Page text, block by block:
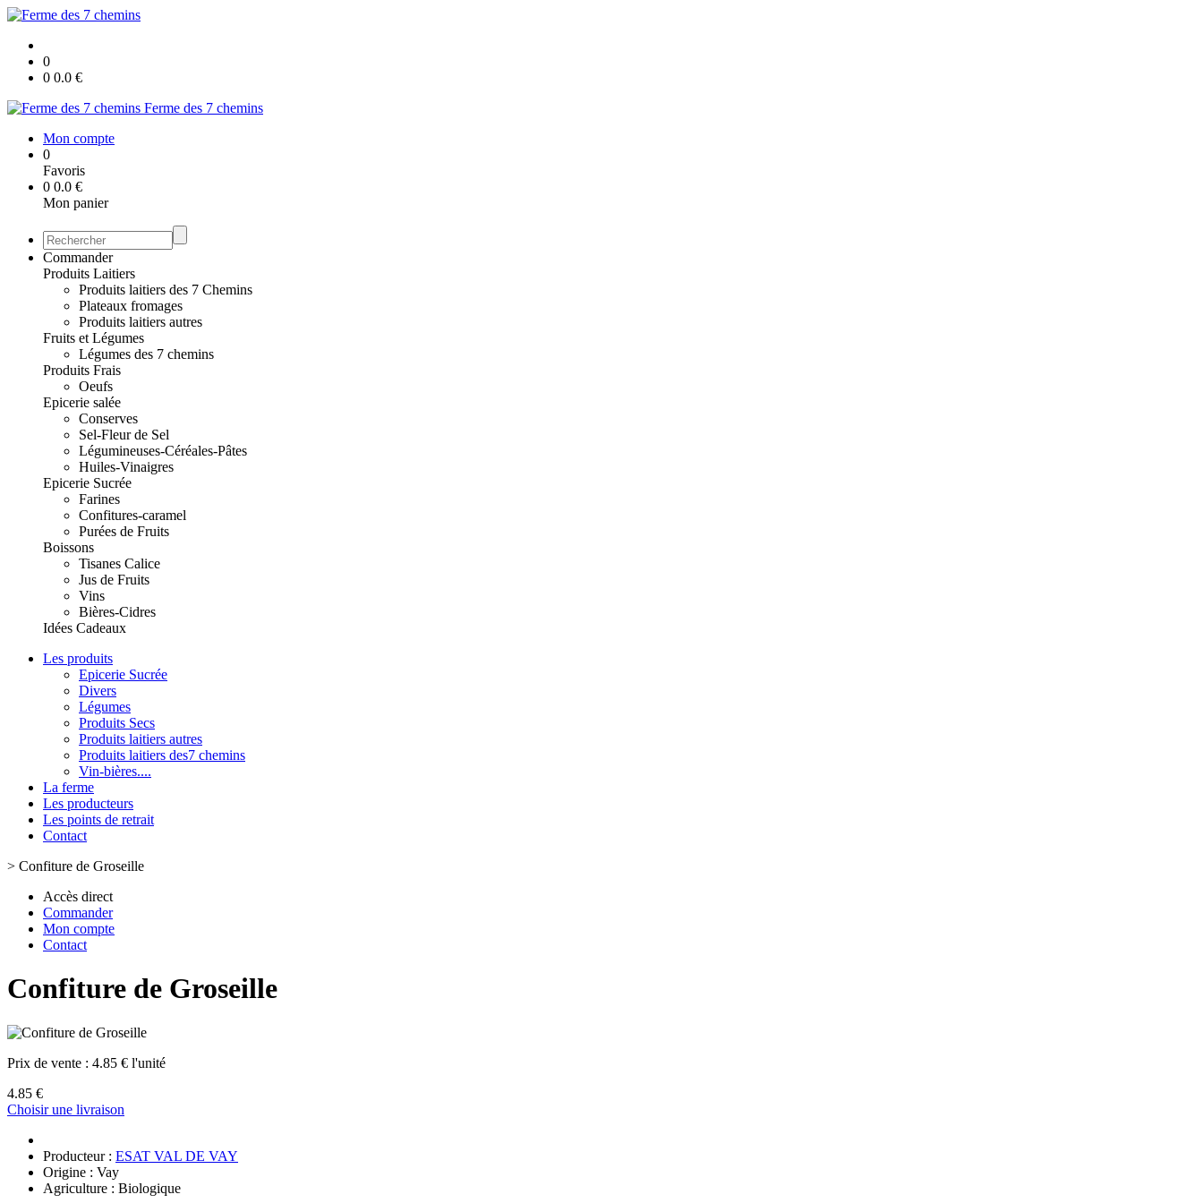
0
0 0.0 €
Ferme des 7 chemins
Mon compte
0
Favoris
0 0.0 €
Mon panier
Commander
Produits Laitiers
Produits laitiers des 7 Chemins
Plateaux fromages
Produits laitiers autres
Fruits et Légumes
Légumes des 7 chemins
Produits Frais
Oeufs
Epicerie salée
Conserves
Sel-Fleur de Sel
Légumineuses-Céréales-Pâtes
Huiles-Vinaigres
Epicerie Sucrée
Farines
Confitures-caramel
Purées de Fruits
Boissons
Tisanes Calice
Jus de Fruits
Vins
Bières-Cidres
Idées Cadeaux
Les produits
Epicerie Sucrée
Divers
Légumes
Produits Secs
Produits laitiers autres
Produits laitiers des7 chemins
Vin-bières....
La ferme
Les producteurs
Les points de retrait
Contact
> Confiture de Groseille
Accès direct
Commander
Mon compte
Contact
Confiture de Groseille
Prix de vente : 4.85 € l'unité
4.85 €
Choisir une livraison
Producteur : ESAT VAL DE VAY
Origine : Vay
Agriculture : Biologique